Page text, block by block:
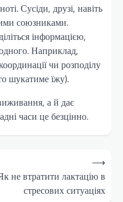
Сусіди, друзі, навіть
союзниками.
інформацією,
Наприклад,
чи розподілу
шукатиме їжу).
а й дає
часи це безцінно.
не втратити лактацію в
стресових ситуаціях
⟶